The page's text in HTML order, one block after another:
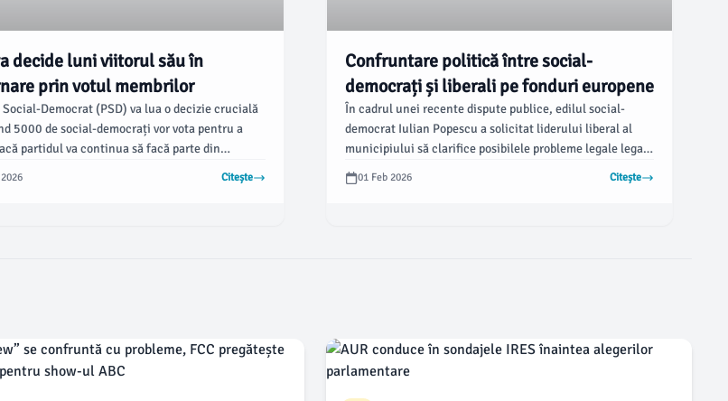
decide luni viitorul său în
prin votul membrilor
Democrat (PSD) va lua o decizie crucială
5000 de social-democrați vor vota pentru a
partidul va continua să facă parte din
sau nu. Președintele USR Târgu-Jiu, Corneliu
Morega, a exprimat critici la adresa PSD,
Citește
Confruntare politică între social-
democrați și liberali pe fonduri europene
În cadrul unei recente dispute publice, edilul social-
democrat Iulian Popescu a solicitat liderului liberal al
municipiului să clarifice posibilele probleme legale legate
de un proiect pe fonduri europene desfășurat în Delta
Dunării. Schimbul de replici a avut loc în contextul
01 Feb 2026 Citește